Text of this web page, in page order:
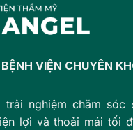
VIỆN CHUYÊN
trải nghiệm chăm sóc
lợi và thoải mái tối